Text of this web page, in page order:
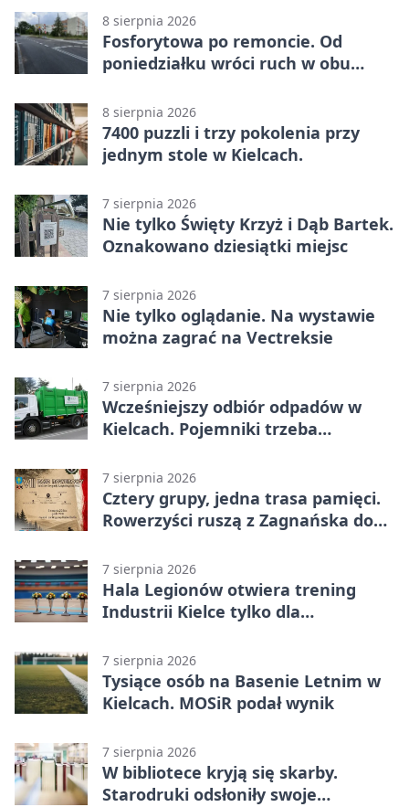
(Grupa IV)
8 sierpnia 2026
Fosforytowa po remoncie. Od
poniedziałku wróci ruch w obu
8 sierpnia 2026
7400 puzzli i trzy pokolenia przy
jednym stole w Kielcach.
7 sierpnia 2026
Nie tylko Święty Krzyż i Dąb Bartek.
Oznakowano dziesiątki miejsc
7 sierpnia 2026
Nie tylko oglądanie. Na wystawie
można zagrać na Vectreksie
7 sierpnia 2026
Wcześniejszy odbiór odpadów w
Kielcach. Pojemniki trzeba
7 sierpnia 2026
Cztery grupy, jedna trasa pamięci.
Rowerzyści ruszą z Zagnańska do
7 sierpnia 2026
Hala Legionów otwiera trening
Industrii Kielce tylko dla
7 sierpnia 2026
Tysiące osób na Basenie Letnim w
Kielcach. MOSiR podał wynik
7 sierpnia 2026
W bibliotece kryją się skarby.
Starodruki odsłoniły swoje